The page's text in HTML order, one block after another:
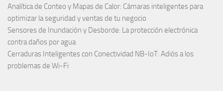
Analítica de Conteo y Mapas de Calor: Cámaras inteligentes para
optimizar la seguridad y ventas de tu negocio
Sensores de Inundación y Desborde: La protección electrónica
contra daños por agua
Cerraduras Inteligentes con Conectividad NB-IoT: Adiós a los
problemas de Wi-Fi